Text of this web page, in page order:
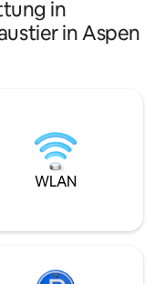
einem
du abschalten
während du
Breckenridge für
und Einkaufen
Redhill Haven
Aussicht!
in
in Aspen
WLAN